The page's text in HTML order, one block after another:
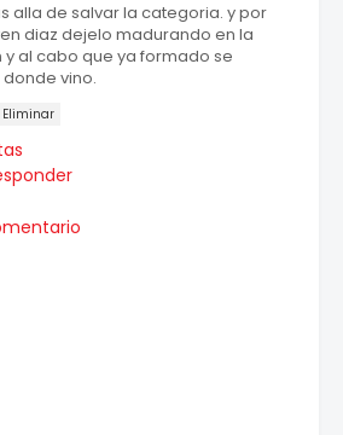
alla de salvar la categoria. y por
diaz dejelo madurando en la
y al cabo que ya formado se
vino.
Eliminar